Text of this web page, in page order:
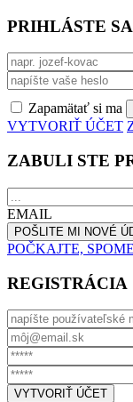
PRIHLÁSTE
Zapamätať si ma
VYTVORIŤ ÚČET
ZABULI STE
EMAIL
POČKAJTE,
REGISTRÁCIA